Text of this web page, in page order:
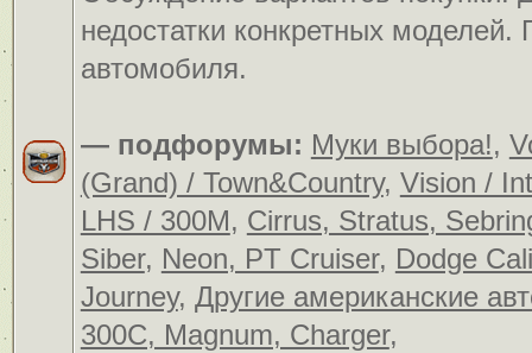
недостатки конкретных
автомобиля.
— подфорумы: Муки выбора!,
(Grand) / Town&Country, Vision /
LHS / 300M, Cirrus, Stratus,
Siber, Neon, PT Cruiser, Dodge
Journey, Другие американские
300C, Magnum, Charger,